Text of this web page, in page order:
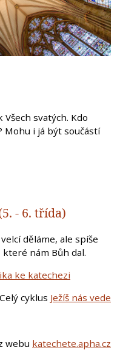
svatých. Kdo
Mohu i já být součástí
- 6. třída)
děláme, ale spíše
které nám Bůh dal.
ke katechezi
Celý cyklus Ježíš nás vede
webu katechete.apha.cz